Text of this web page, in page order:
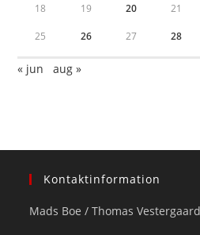
18 19 20 21
25 26 27 28
« jun aug »
Kontaktinformation
Mads Boe / Thomas Vestergaard